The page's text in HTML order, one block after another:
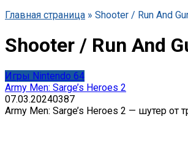
Главная страница » Shooter / Run And
Shooter / Run And
Игры Nintendo 64
Army Men: Sarge’s Heroes 2
07.03.20240387
Army Men: Sarge’s Heroes 2 — шутер от